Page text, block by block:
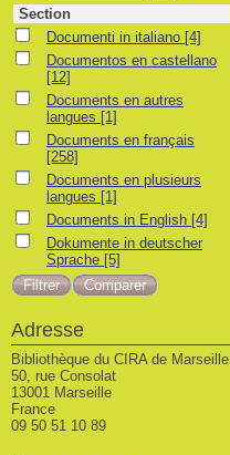
Section
Documenti in italiano
Documenti in italiano [4]
Documentos en castellano
Documentos en castellano
[12]
Documents en autres langues
Documents en autres
langues [1]
Documents en français
Documents en français
[258]
Documents en plusieurs langues
Documents en plusieurs
langues [1]
Documents in English
Documents in English [4]
Dokumente in deutscher Sprache
Dokumente in deutscher
Sprache [5]
Adresse
Bibliothèque du CIRA de Marseille
50, rue Consolat
13001 Marseille
France
09 50 51 10 89